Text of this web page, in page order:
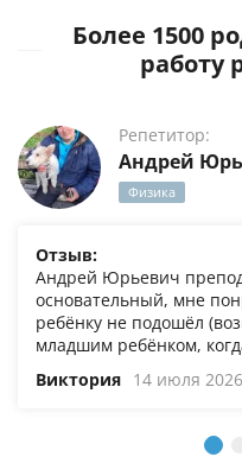
Более 1500
работу
Репетитор:
Андрей
Физика
Отзыв:
Андрей Юрьевич
основательный, мне
ребёнку не подошёл
младшим ребёнком,
Виктория 14 июля 2026